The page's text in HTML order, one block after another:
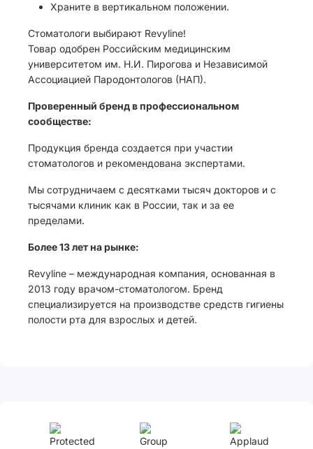
Храните в вертикальном положении.
Стоматологи выбирают Revyline!
Товар одобрен Российским медицинским
университетом им. Н.И. Пирогова и Независимой
Ассоциацией Пародонтологов (НАП).
Проверенный бренд в профессиональном
сообществе:
Продукция бренда создается при участии
стоматологов и рекомендована экспертами.
Мы сотрудничаем с десятками тысяч докторов и с
тысячами клиник как в России, так и за ее
пределами.
Более 13 лет на рынке:
Revyline – международная компания, основанная в
2013 году врачом-стоматологом. Бренд
специализируется на производстве средств гигиены
полости рта для взрослых и детей.